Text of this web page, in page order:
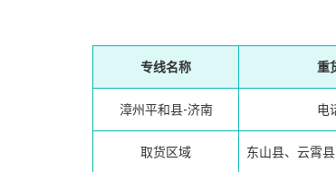
专线名称 重
漳州平和县-济南 电
取货区域 东山县、云霄